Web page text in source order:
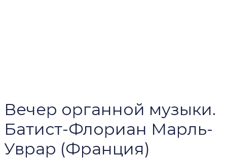
Вечер органной музыки.
Батист-Флориан Марль-
Уврар (Франция)